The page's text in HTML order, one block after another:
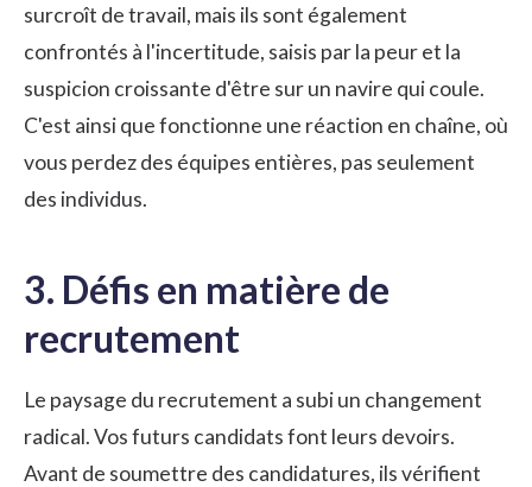
surcroît de travail, mais ils sont également
confrontés à l'incertitude, saisis par la peur et la
suspicion croissante d'être sur un navire qui coule.
C'est ainsi que fonctionne une réaction en chaîne, où
vous perdez des équipes entières, pas seulement
des individus.
3. Défis en matière de
recrutement
Le paysage du recrutement a subi un changement
radical. Vos futurs candidats font leurs devoirs.
Avant de soumettre des candidatures, ils vérifient